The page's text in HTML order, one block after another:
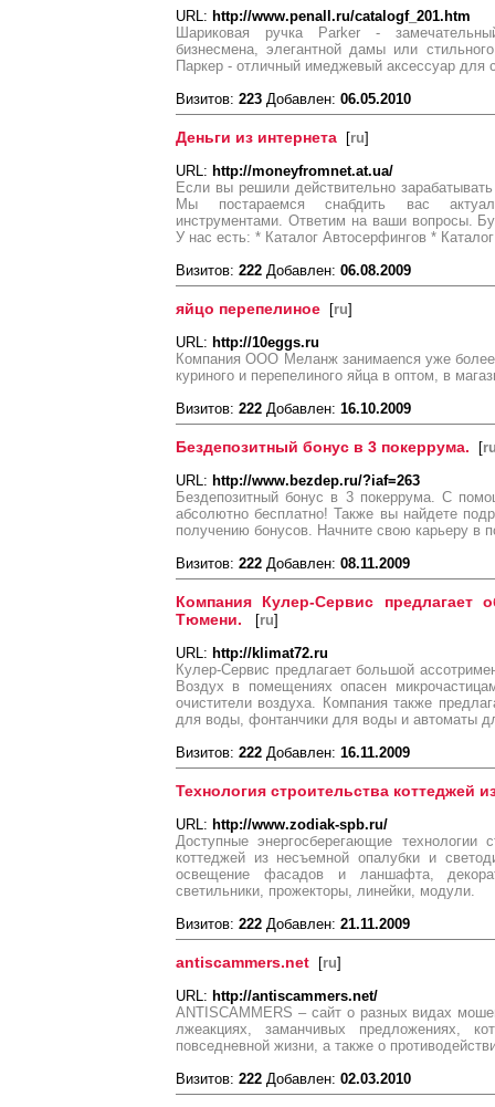
URL: http://www.penall.ru/catalogf_201.htm
Шариковая ручка Parker -
бизнесмена, элегантной дамы или
Паркер - отличный имеджевый аксессуар для
Визитов: 223 Добавлен: 06.05.2010
Деньги из интернета [ru]
URL: http://moneyfromnet.at.ua/
Если вы решили действительно
Мы постараемся снабдить вас
инструментами. Ответим на ваши вопросы.
У нас есть: * Каталог Автосерфингов *
Визитов: 222 Добавлен: 06.08.2009
яйцо перепелиное [ru]
URL: http://10eggs.ru
Компания ООО Меланж занимаеnся уже
куриного и перепелиного яйца в оптом, в
Визитов: 222 Добавлен: 16.10.2009
Бездепозитный бонус в 3 покеррума. [
URL: http://www.bezdep.ru/?iaf=263
Бездепозитный бонус в 3 покеррума. С
абсолютно бесплатно! Также вы найдете
получению бонусов. Начните свою карьеру в
Визитов: 222 Добавлен: 08.11.2009
Компания Кулер-Сервис предлагает
Тюмени.
[ru]
URL: http://klimat72.ru
Кулер-Сервис предлагает большой
Воздух в помещениях опасен
очистители воздуха. Компания также
для воды, фонтанчики для воды и автоматы
Визитов: 222 Добавлен: 16.11.2009
Технология строительства коттеджей
URL: http://www.zodiak-spb.ru/
Доступные энергосберегающие технологии
коттеджей из несъемной опалубки и
освещение фасадов и ланшафта,
светильники, прожекторы, линейки, модули.
Визитов: 222 Добавлен: 21.11.2009
antiscammers.net [ru]
URL: http://antiscammers.net/
ANTISCAMMERS – сайт о разных видах
лжеакциях, заманчивых предложениях,
повседневной жизни, а также о
Визитов: 222 Добавлен: 02.03.2010